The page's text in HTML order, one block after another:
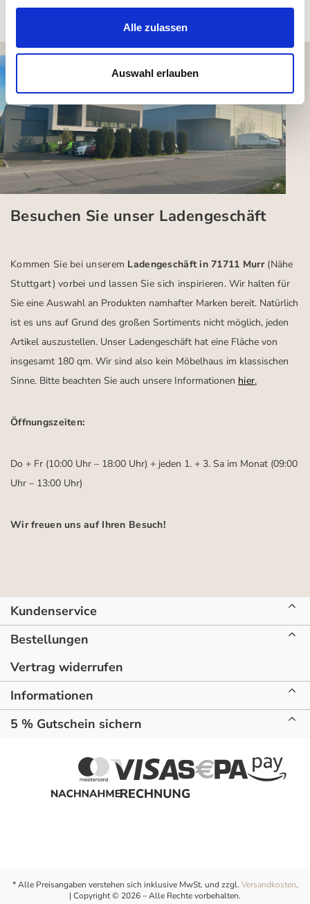
Alle zulassen
Auswahl erlauben
Besuchen Sie unser Ladengeschäft
Kommen Sie bei unserem Ladengeschäft in 71711 Murr (Nähe
Stuttgart) vorbei und lassen Sie sich inspirieren.Wir halten für
Sie eine Auswahl an Produkten namhafter Marken bereit. Natürlich
ist es uns auf Grund des großen Sortiments nicht möglich, jeden
Artikel auszustellen. Unser Ladengeschäft hat eine Fläche von
insgesamt 180 qm. Wir sind also kein Möbelhaus im klassischen
Sinne. Bitte beachten Sie auch unsere Informationen hier.
Öffnungszeiten:
Do + Fr (10:00 Uhr – 18:00 Uhr) + jeden 1. + 3. Sa im Monat (09:00
Uhr – 13:00 Uhr)
Wir freuen uns auf Ihren Besuch!
Kundenservice
Bestellungen
Vertrag widerrufen
Informationen
5 % Gutschein sichern
* Alle Preisangaben verstehen sich inklusive MwSt. und zzgl. Versandkosten.
| Copyright © 2026 – Alle Rechte vorbehalten.